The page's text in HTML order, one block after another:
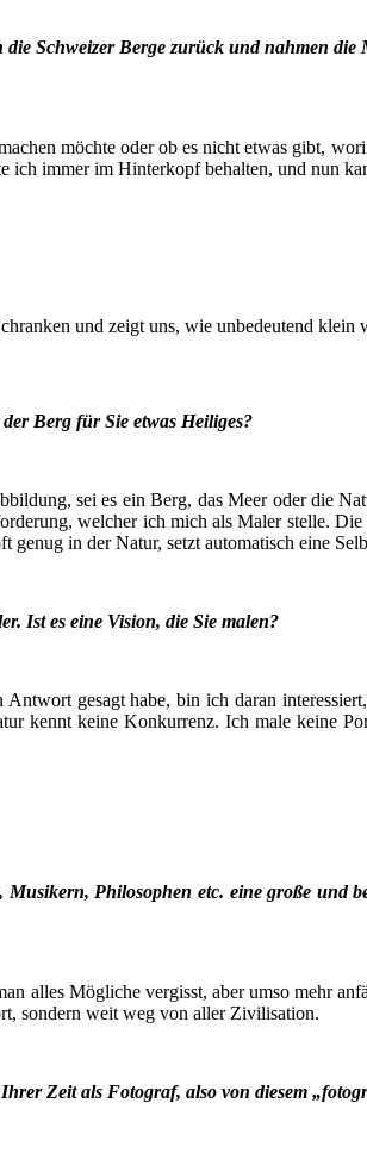
Schwei­zer Ber­ge zurück und nah­men die
möch­te oder ob es nicht etwas gibt,
ich immer im Hin­ter­kopf behal­ten, und nun
und zeigt uns, wie unbe­deu­tend
Berg für Sie etwas Heiliges?
sei es ein Berg, das Meer oder die
wel­cher ich mich als Maler stel­le.
in der Natur, setzt auto­ma­tisch eine
Ist es eine Visi­on, die Sie malen?
gesagt habe, bin ich dar­an
kennt kei­ne Kon­kur­renz. Ich male kei­ne
Phi­lo­so­phen etc. eine gro­ße und
alles Mög­li­che ver­gisst, aber umso mehr
son­dern weit weg von aller Zivilisation.
Zeit als Foto­graf, also von die­sem